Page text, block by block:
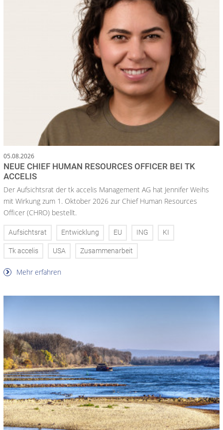
05.08.2026
NEUE CHIEF HUMAN RESOURCES OFFICER BEI TK
ACCELIS
Der Aufsichtsrat der tk accelis Management AG hat Jennifer Weihs
mit Wirkung zum 1. Oktober 2026 zur Chief Human Resources
Officer (CHRO) bestellt.
Aufsichtsrat Entwicklung EU ING KI
Tk accelis USA Zusammenarbeit
Mehr erfahren